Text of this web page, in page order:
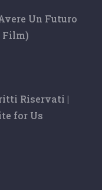
Un Futuro
Film)
Riservati |
for Us